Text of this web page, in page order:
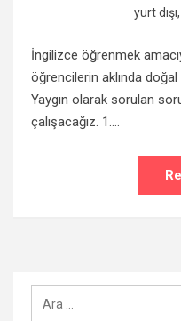
yurt dışı,
İngilizce öğrenmek
öğrencilerin aklında
Yaygın olarak sorulan
çalışacağız. 1.…
Arama: